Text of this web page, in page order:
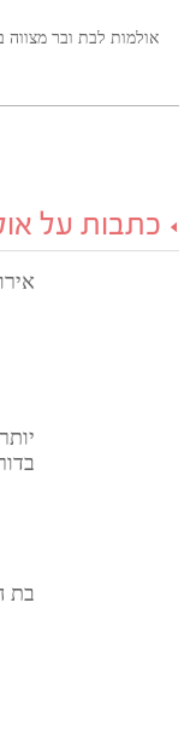
אולמות לבת ובר מצווה
כתבות על
בת